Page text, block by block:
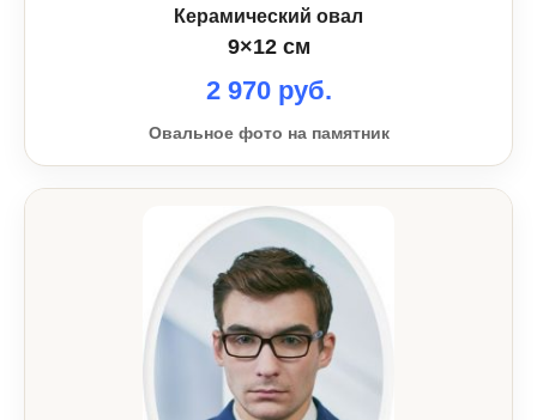
Керамический овал
9×12 см
2 970 руб.
Овальное фото на памятник